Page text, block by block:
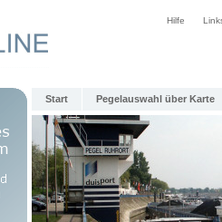
Hilfe
Start Pegelauswahl über Karte